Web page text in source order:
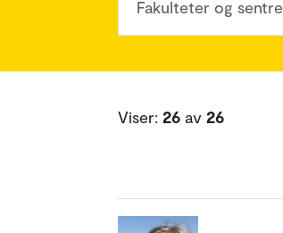
Fakulteter og sentre
Viser: 26 av 26